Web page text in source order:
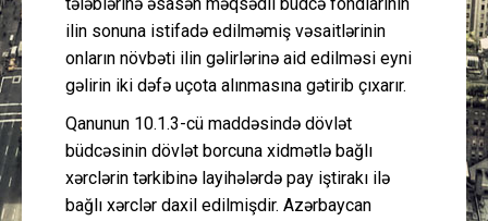
tələblərinə əsasən məqsədli büdcə fondlarının
ilin sonuna istifadə edilməmiş vəsaitlərinin
onların növbəti ilin gəlirlərinə aid edilməsi eyni
gəlirin iki dəfə uçota alınmasına gətirib çıxarır.
Qanunun 10.1.3-cü maddəsində dövlət
büdcəsinin dövlət borcuna xidmətlə bağlı
xərclərin tərkibinə layihələrdə pay iştirakı ilə
bağlı xərclər daxil edilmişdir. Azərbaycan